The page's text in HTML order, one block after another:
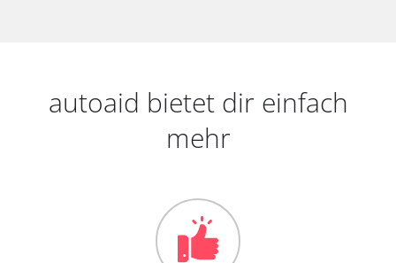
autoaid bietet dir einfach
mehr